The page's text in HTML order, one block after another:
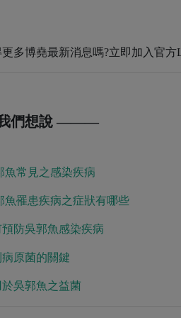
多博堯最新消息嗎?立即加入官方
們想說 ———
魚常見之感染疾病
魚罹患疾病之症狀有哪些
預防吳郭魚感染疾病
病原菌的關鍵
於吳郭魚之益菌